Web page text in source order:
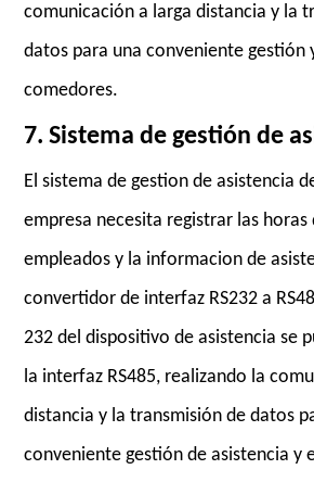
comunicación a larga distancia y la
datos para una conveniente gestión
comedores.
7. Sistema de gestión de
El sistema de gestion de asistencia
empresa necesita registrar las
empleados y la informacion de
convertidor de interfaz RS232 a
232 del dispositivo de asistencia se
la interfaz RS485, realizando la
distancia y la transmisión de datos
conveniente gestión de asistencia y